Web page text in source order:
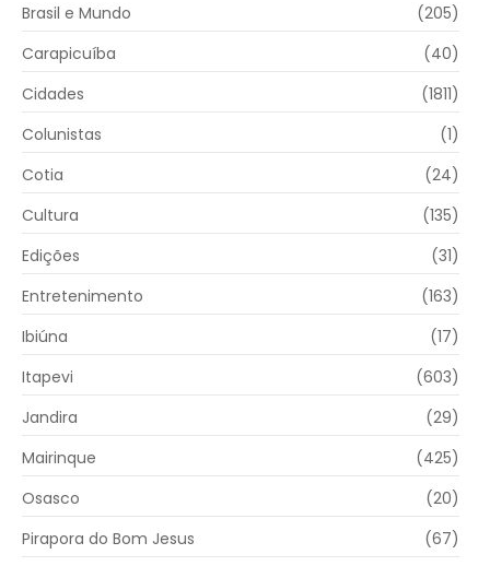
Brasil e Mundo
(205)
Carapicuíba
(40)
Cidades
(1811)
Colunistas
(1)
Cotia
(24)
Cultura
(135)
Edições
(31)
Entretenimento
(163)
Ibiúna
(17)
Itapevi
(603)
Jandira
(29)
Mairinque
(425)
Osasco
(20)
Pirapora do Bom Jesus
(67)